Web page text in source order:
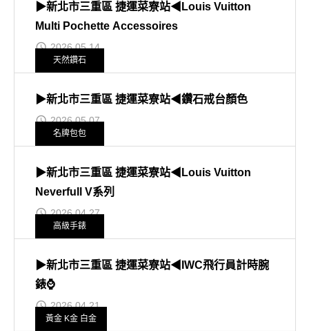
▶新北市三重區 捷運菜寮站◀Louis Vuitton
Multi Pochette Accessoires
2026.05.14
天然鑽石
▶新北市三重區 捷運菜寮站◀鑽石戒台顏色
2026.05.07
名牌包包
▶新北市三重區 捷運菜寮站◀Louis Vuitton
Neverfull V系列
2026.04.27
高級手錶
▶新北市三重區 捷運菜寮站◀IWC飛行員計時腕
錶⌚
2026.04.21
黃金 K金 白金